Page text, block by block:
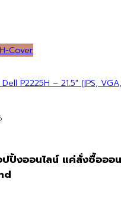
P2225H – 21.5″ (IPS,
ปิ้งออนไลน์ แค่สั่งซื้อออ